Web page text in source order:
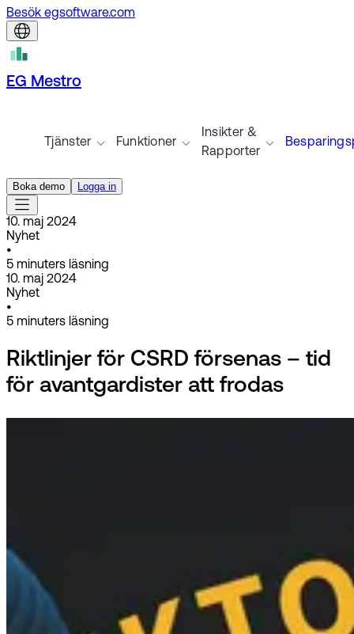
Besök egsoftware.com
EG Mestro
Tjänster Funktioner
Insikter &
Rapporter
Boka demo Logga in
10. maj 2024
Nyhet
•
5 minuters läsning
10. maj 2024
Nyhet
•
5 minuters läsning
Riktlinjer för CSRD försenas – tid
för avantgardister att frodas